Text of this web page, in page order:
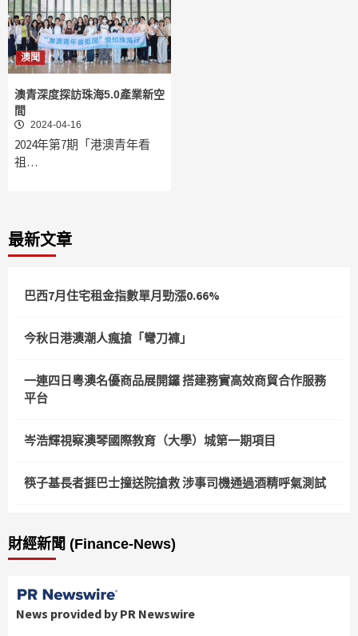
澳聞
澳青深度探訪珠海5.0產業新空
間
2024-04-16
2024年第7期「港澳青年看
祖…
最新文章
巴西7月住宅租金指數單月勁漲0.66%
今秋日港澳潮人瘋搶「彎刀褲」
一連四日粵澳名優商品展開鑼 搭建務實高效商貿合作服務
平台
岑浩輝視察澳琴國際教育（大學）城第一期項目
筷子基長者捱巴士撞送院搶救 涉事司機通過酒精呼氣測試
財經新聞 (Finance-News)
News provided by PR Newswire